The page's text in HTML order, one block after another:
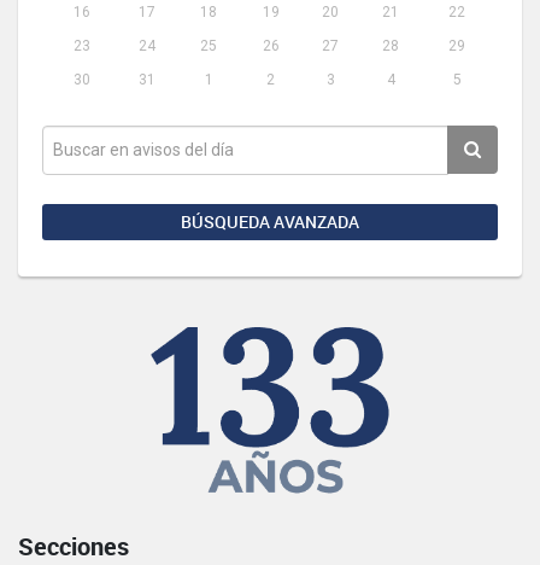
16
17 18 19 20 21
22
23
24 25 26 27 28
29
30
31 1 2 3 4 5
BÚSQUEDA AVANZADA
Secciones